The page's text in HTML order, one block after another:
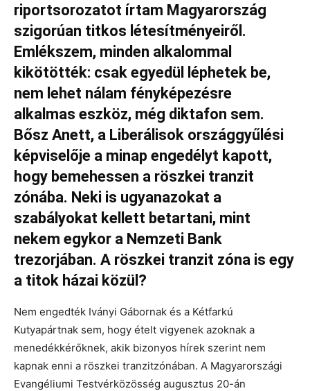
riportsorozatot írtam Magyarország
szigorúan titkos létesítményeiről.
Emlékszem, minden alkalommal
kikötötték: csak egyedül léphetek be,
nem lehet nálam fényképezésre
alkalmas eszköz, még diktafon sem.
Bősz Anett, a Liberálisok országgyűlési
képviselője a minap engedélyt kapott,
hogy bemehessen a röszkei tranzit
zónába. Neki is ugyanazokat a
szabályokat kellett betartani, mint
nekem egykor a Nemzeti Bank
trezorjában. A röszkei tranzit zóna is egy
a titok házai közül?
Nem engedték Iványi Gábornak és a Kétfarkú
Kutyapártnak sem, hogy ételt vigyenek azoknak a
menedékkérőknek, akik bizonyos hírek szerint nem
kapnak enni a röszkei tranzitzónában. A Magyarországi
Evangéliumi Testvérközösség augusztus 20-án